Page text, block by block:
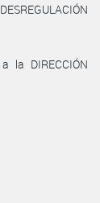
la DIRECCIÓN